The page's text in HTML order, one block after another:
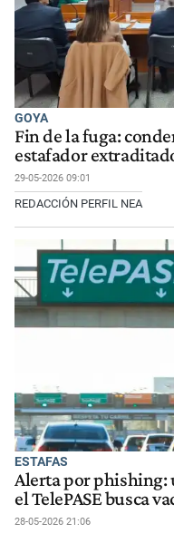
GOYA
Fin de la fuga:
estafador
29-05-2026 09:01
REDACCIÓN PERFIL NEA
ESTAFAS
Alerta por phishing:
el TelePASE busca
28-05-2026 21:06